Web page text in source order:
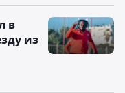
в
из